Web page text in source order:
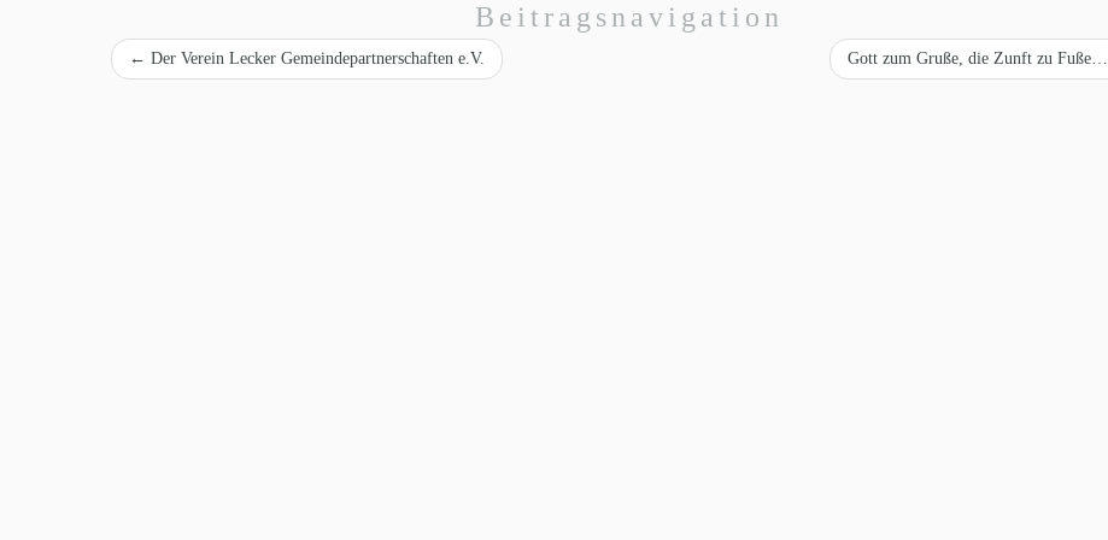
Beitragsnavigation
← Der Verein Lecker Gemeindepartnerschaften e.V. Gott zum Gruße, die Zunft zu Fuße…